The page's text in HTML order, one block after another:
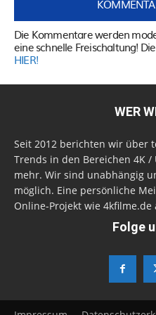
Die Kommentare werden
eine schnelle Freischaltung!
HIER!
WER
Seit 2012 berichten wir über
Trends in den Bereichen 4K /
mehr. Wir sind unabhängig
möglich. Eine persönliche
Online-Projekt wie
Folge